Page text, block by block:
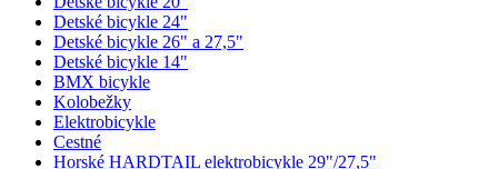
Detské bicykle 24"
Detské bicykle 26" a 27,5"
Detské bicykle 14"
BMX bicykle
Kolobežky
Elektrobicykle
Cestné
Horské HARDTAIL elektrobicykle 29"/27,5"